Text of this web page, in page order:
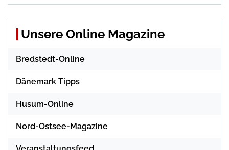
Unsere Online Magazine
Bredstedt-Online
Dänemark Tipps
Husum-Online
Nord-Ostsee-Magazine